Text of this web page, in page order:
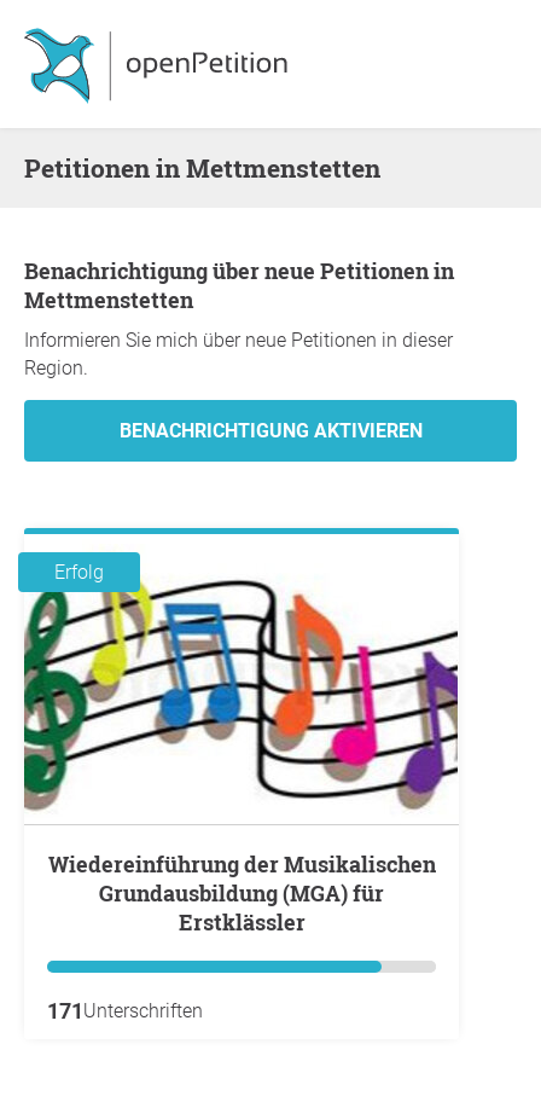
Petitionen in Mettmenstetten
Benachrichtigung über neue Petitionen in
Mettmenstetten
Informieren Sie mich über neue Petitionen in dieser
Region.
Erfolg
Wiedereinführung der Musikalischen
Grundausbildung (MGA) für
Erstklässler
171 Unterschriften